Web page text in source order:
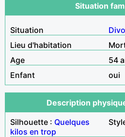
Situation
Situation
Lieu d'habitation
Age
54
Enfant
oui
Description
Silhouette : Quelques
kilos en trop